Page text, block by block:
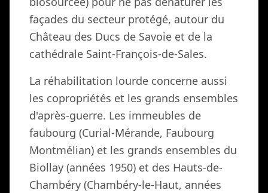
façades du secteur protégé, autour du
Château des Ducs de Savoie et de la
cathédrale Saint-François-de-Sales.
La réhabilitation lourde concerne aussi
les copropriétés et les grands ensembles
d'après-guerre. Les immeubles de
faubourg (Curial-Mérande, Faubourg
Montmélian) et les grands ensembles du
Biollay (années 1950) et des Hauts-de-
Chambéry (Chambéry-le-Haut, années